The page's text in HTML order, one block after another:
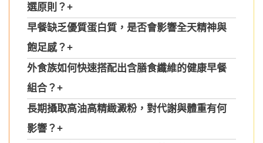
選原則？+
早餐缺乏優質蛋白質，是否會影響全天精神與
飽足感？+
外食族如何快速搭配出含膳食纖維的健康早餐
組合？+
長期攝取高油高精緻澱粉，對代謝與體重有何
影響？+